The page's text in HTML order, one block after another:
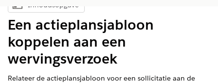
Inhoudsopgave weergeven
Inhoudsopgave
Een actieplansjabloon
koppelen aan een
wervingsverzoek
Relateer de actieplansjabloon voor een sollicitatie aan de